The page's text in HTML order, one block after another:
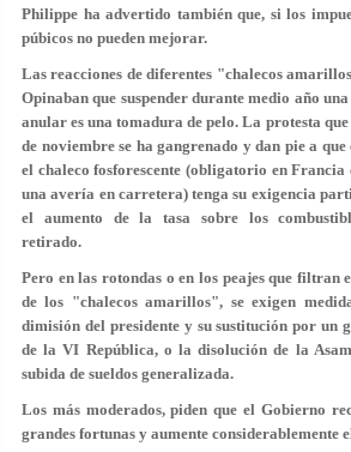
Philippe ha advertido también que, si los
púbicos no pueden mejorar.
Las reacciones de diferentes "chalecos
Opinaban que suspender durante medio año
anular es una tomadura de pelo. La protesta
de noviembre se ha gangrenado y dan pie a
el chaleco fosforescente (obligatorio en
una avería en carretera) tenga su exigencia
el aumento de la tasa sobre los
retirado.
Pero en las rotondas o en los peajes que filtran
de los "chalecos amarillos", se exigen
dimisión del presidente y su sustitución por un
de la VI República, o la disolución de la
subida de sueldos generalizada.
Los más moderados, piden que el Gobierno
grandes fortunas y aumente considerablemente